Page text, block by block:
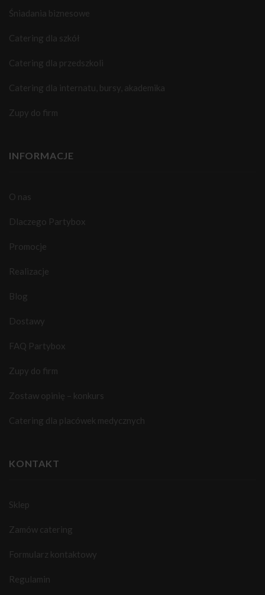
Śniadania biznesowe
Catering dla szkół
Catering dla przedszkoli
Catering dla internatu, bursy, akademika
Zupy do firm
INFORMACJE
O nas
Dlaczego Partybox
Promocje
Realizacje
Blog
Dostawy
FAQ Partybox
Zupy do firm
Zostaw opinię – konkurs
Catering dla placówek medycznych
KONTAKT
Sklep
Zamów catering
Formularz kontaktowy
Regulamin